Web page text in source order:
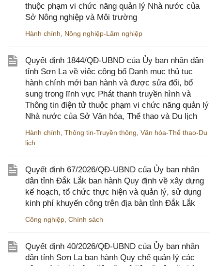
thuộc phạm vi chức năng quản lý Nhà nước của
Sở Nông nghiệp và Môi trường
Hành chính Nông nghiệp-Lâm nghiệp
Quyết định 1844/QĐ-UBND của Ủy ban nhân dân
tỉnh Sơn La về việc công bố Danh mục thủ tục
hành chính mới ban hành và được sửa đổi, bổ
sung trong lĩnh vực Phát thanh truyền hình và
Thông tin điện tử thuộc phạm vi chức năng quản lý
Nhà nước của Sở Văn hóa, Thể thao và Du lịch
Hành chính Thông tin-Truyền thông Văn hóa-Thể thao-Du
lịch
Quyết định 67/2026/QĐ-UBND của Ủy ban nhân
dân tỉnh Đắk Lắk ban hành Quy định về xây dựng
kế hoạch, tổ chức thực hiện và quản lý, sử dụng
kinh phí khuyến công trên địa bàn tỉnh Đắk Lắk
Công nghiệp Chính sách
Quyết định 40/2026/QĐ-UBND của Ủy ban nhân
dân tỉnh Sơn La ban hành Quy chế quản lý các